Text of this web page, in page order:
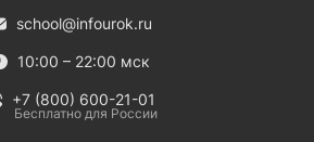
school@infourok.ru
10:00 – 22:00 мск
+7 (800) 600-21-01
Бесплатно для России